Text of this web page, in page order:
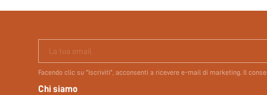
La tua email
Facendo clic su "Iscriviti", acconsenti a ricevere e-mail di marketing. Il
Chi siamo